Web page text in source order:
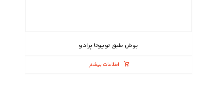
بوش طبق تویوتا پرادو
اطلاعات بیشتر